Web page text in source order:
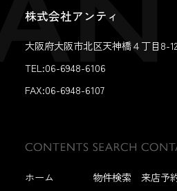
株式会社アンティ
大阪府大阪市北区天神橋４丁目8-
TEL:06-6948-6106
FAX:06-6948-6107
ホーム
物件検索
来店予